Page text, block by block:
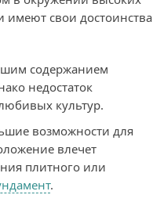
имеют свои достоинства
содержанием
недостаток
культур.
возможности для
влечет
плитного или
.